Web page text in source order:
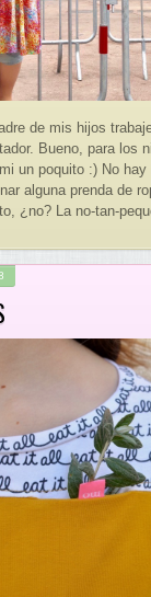
de mis hijos
Bueno, para los
un poquito :) No
alguna prenda de
¿no? La no-tan-